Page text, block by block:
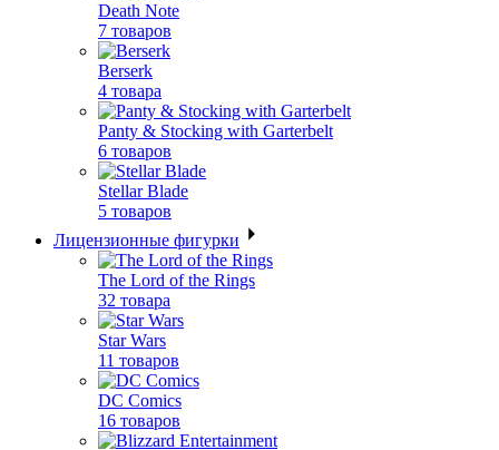
Death Note
7 товаров
Berserk
4 товара
Panty & Stocking with Garterbelt
6 товаров
Stellar Blade
5 товаров
Лицензионные фигурки
The Lord of the Rings
32 товара
Star Wars
11 товаров
DC Comics
16 товаров